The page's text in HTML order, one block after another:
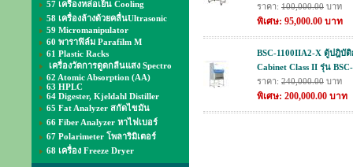
57 เครื่องหล่อเย็น Cooling
58 เครื่องล้างด้วยคลื่นUltrasonic
59 Micromanipulator
60 พาราฟิล์ม Parafilm M
61 Plastic Racks
เครื่องวัดการดูดกลืนแสง Spectro
62 Atomic Absorption (AA)
63 HPLC
64 Digester, Kjeldahl Distiller
65 Fat Analyzer สกัดไขมัน
66 Fiber Analyzer หาไฟเบอร์
67 Polarimeter โพลาริมิเตอร์
68 เครื่อง Freeze Dryer
ราคา: 100,000.00 บาท
พิเศษ: 95,000.00 บาท
BSC-1100IIA2-X ตู้ปฎิบั
Cabinet Class II รุ่น
ราคา: 240,000.00 บาท
พิเศษ: 200,000.00 บาท